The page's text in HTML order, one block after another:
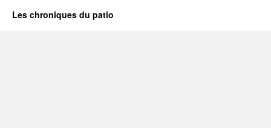
Les chroniques du patio